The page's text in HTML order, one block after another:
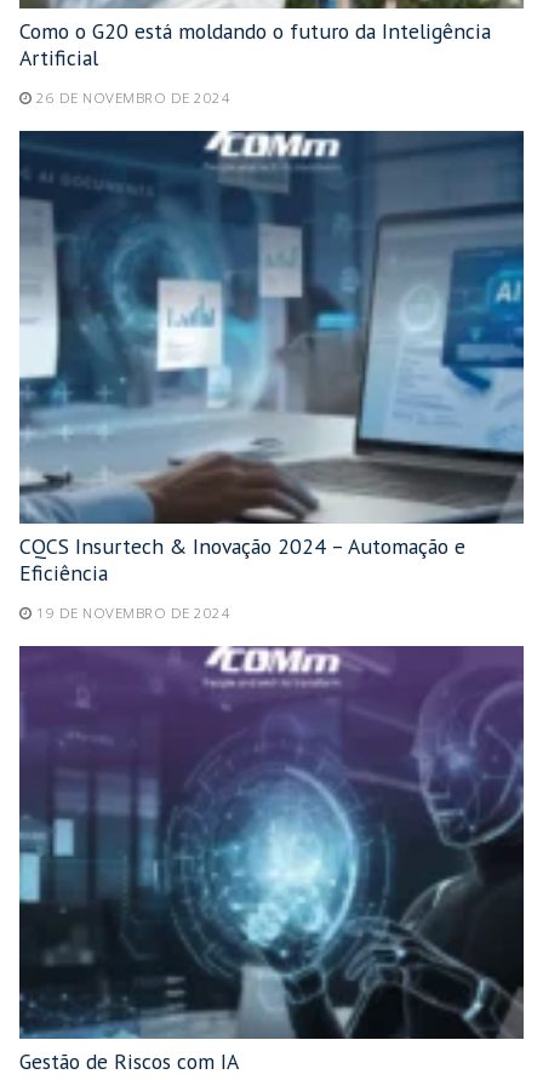
Como o G20 está moldando o futuro da Inteligência
Artificial
26 DE NOVEMBRO DE 2024
CQCS Insurtech & Inovação 2024 – Automação e
Eficiência
19 DE NOVEMBRO DE 2024
Gestão de Riscos com IA